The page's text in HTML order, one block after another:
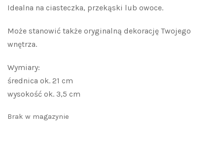
Idealna na ciasteczka, przekąski lub owoce.
Może stanowić także oryginalną dekorację Twojego
wnętrza.
Wymiary:
średnica ok. 21 cm
wysokość ok. 3,5 cm
Brak w magazynie